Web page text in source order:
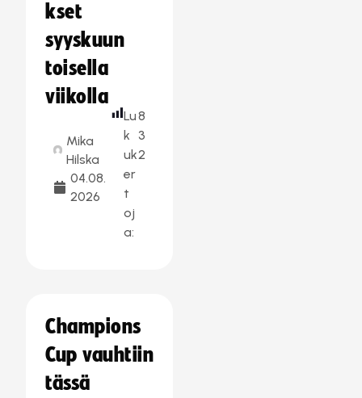
kset
syyskuun
toisella
viikolla
Mika
Hilska
04.08.
2026
Lu
k
uk
er
t
oj
a:
8
3
2
Champions
Cup vauhtiin
tässä